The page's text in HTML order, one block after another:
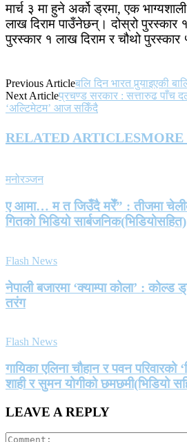
मार्च ३ मा हुने अर्को ड्रमा, एक
लाख दिराम पाउँनेछन्। दोस्रो पुरस्कार
पुरस्कार १ लाख दिराम र चौथो पुरस्कार
Previous Articleबलि दिन भारत पुर्‍याइएकी
Next Articleप्रचण्ड सरकार : सत्तारुढ पाँच
‘अल्टिमेटम’ आज सकिँदै
RELATED ARTICLESMORE
मनोरञ्जन
ए आमा… म त जिउँदै मरेँ” : तीजमा
गितको भिडियो सार्बजनिक(भिडियोसहित)
Flash News
नेपाली बजारमा ‘क्याम्पा कोला’ : कोल्ड
तरंग
Flash News
गायिका एलिना चौहान र पवन परिवारको
शाही र सुमन योगीको छमछमी(भिडियो
LEAVE A REPLY